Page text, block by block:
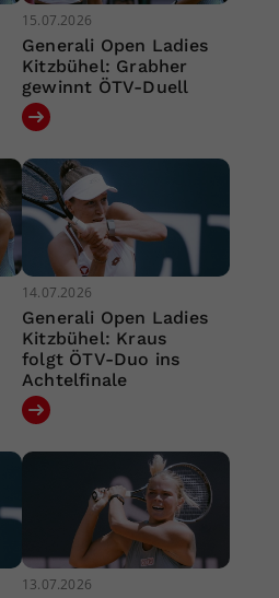
15.07.2026
Generali Open Ladies
Kitzbühel: Grabher
gewinnt ÖTV-Duell
14.07.2026
Generali Open Ladies
Kitzbühel: Kraus
folgt ÖTV-Duo ins
Achtelfinale
13.07.2026